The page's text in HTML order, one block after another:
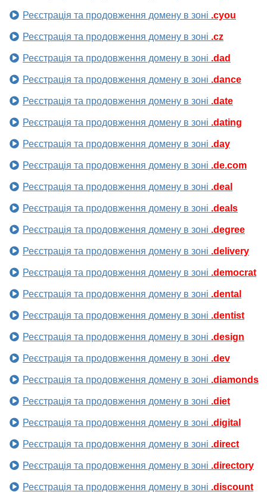
Реєстрація та продовження домену в зоні .cyou
Реєстрація та продовження домену в зоні .cz
Реєстрація та продовження домену в зоні .dad
Реєстрація та продовження домену в зоні .dance
Реєстрація та продовження домену в зоні .date
Реєстрація та продовження домену в зоні .dating
Реєстрація та продовження домену в зоні .day
Реєстрація та продовження домену в зоні .de.com
Реєстрація та продовження домену в зоні .deal
Реєстрація та продовження домену в зоні .deals
Реєстрація та продовження домену в зоні .degree
Реєстрація та продовження домену в зоні .delivery
Реєстрація та продовження домену в зоні .democrat
Реєстрація та продовження домену в зоні .dental
Реєстрація та продовження домену в зоні .dentist
Реєстрація та продовження домену в зоні .design
Реєстрація та продовження домену в зоні .dev
Реєстрація та продовження домену в зоні .diamonds
Реєстрація та продовження домену в зоні .diet
Реєстрація та продовження домену в зоні .digital
Реєстрація та продовження домену в зоні .direct
Реєстрація та продовження домену в зоні .directory
Реєстрація та продовження домену в зоні .discount